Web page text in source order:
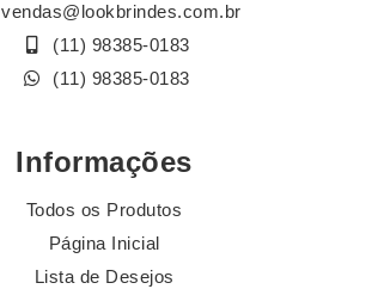
vendas@lookbrindes.com.br
(11) 98385-0183
(11) 98385-0183
Informações
Todos os Produtos
Página Inicial
Lista de Desejos